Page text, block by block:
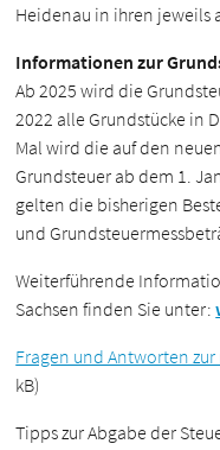
Heidenau in ihren jeweils
Informationen zur
Ab 2025 wird die
2022 alle Grundstücke in
Mal wird die auf den
Grundsteuer ab dem 1.
gelten die bisherigen
und
Weiterführende
Sachsen finden Sie unter:
Fragen und Antworten
kB)
Tipps zur Abgabe der